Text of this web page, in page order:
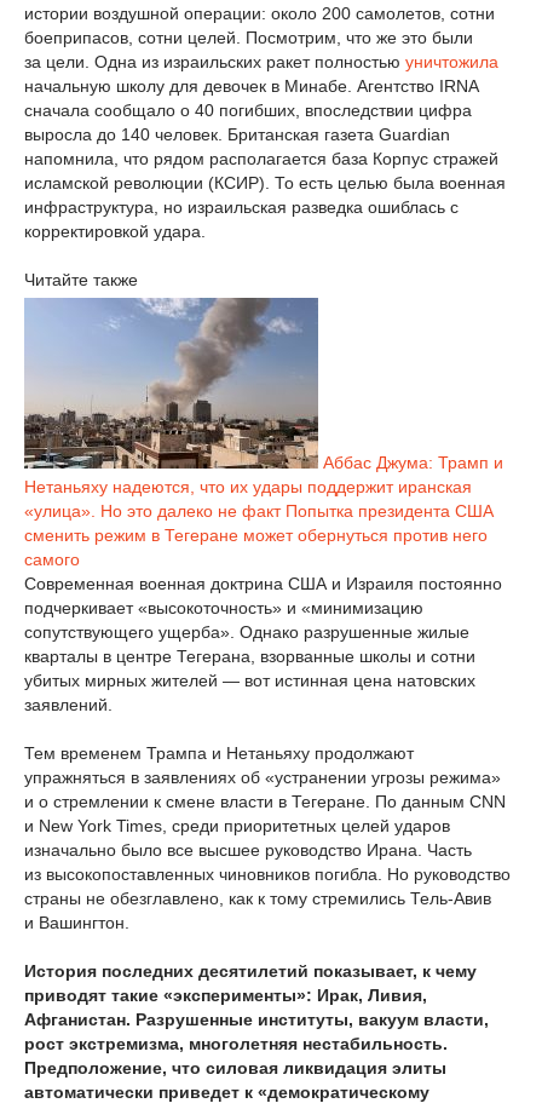
истории воздушной операции: около 200 самолетов, сотни
боеприпасов, сотни целей. Посмотрим, что же это были
за цели. Одна из израильских ракет полностью уничтожила
начальную школу для девочек в Минабе. Агентство IRNA
сначала сообщало о 40 погибших, впоследствии цифра
выросла до 140 человек. Британская газета Guardian
напомнила, что рядом располагается база Корпус стражей
исламской революции (КСИР). То есть целью была военная
инфраструктура, но израильская разведка ошиблась с
корректировкой удара.
Читайте также
Аббас Джума: Трамп и
Нетаньяху надеются, что их удары поддержит иранская
«улица». Но это далеко не факт Попытка президента США
сменить режим в Тегеране может обернуться против него
самого
Современная военная доктрина США и Израиля постоянно
подчеркивает «высокоточность» и «минимизацию
сопутствующего ущерба». Однако разрушенные жилые
кварталы в центре Тегерана, взорванные школы и сотни
убитых мирных жителей — вот истинная цена натовских
заявлений.
Тем временем Трампа и Нетаньяху продолжают
упражняться в заявлениях об «устранении угрозы режима»
и о стремлении к смене власти в Тегеране. По данным CNN
и New York Times, среди приоритетных целей ударов
изначально было все высшее руководство Ирана. Часть
из высокопоставленных чиновников погибла. Но руководство
страны не обезглавлено, как к тому стремились Тель-Авив
и Вашингтон.
История последних десятилетий показывает, к чему
приводят такие «эксперименты»: Ирак, Ливия,
Афганистан. Разрушенные институты, вакуум власти,
рост экстремизма, многолетняя нестабильность.
Предположение, что силовая ликвидация элиты
автоматически приведет к «демократическому